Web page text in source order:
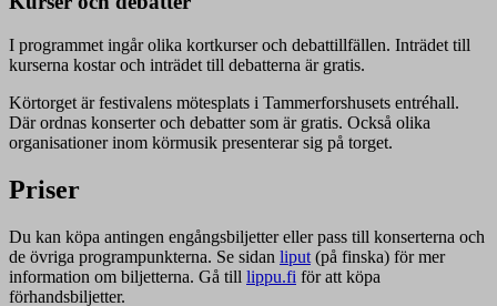
I programmet ingår olika kortkurser och debattillfällen. Inträdet till
kurserna kostar och inträdet till debatterna är gratis.
Körtorget är festivalens mötesplats i Tammerforshusets entréhall.
Där ordnas konserter och debatter som är gratis. Också olika
organisationer inom körmusik presenterar sig på torget.
Priser
Du kan köpa antingen engångsbiljetter eller pass till konserterna och
de övriga programpunkterna. Se sidan liput (på finska) för mer
information om biljetterna. Gå till lippu.fi för att köpa
förhandsbiljetter.